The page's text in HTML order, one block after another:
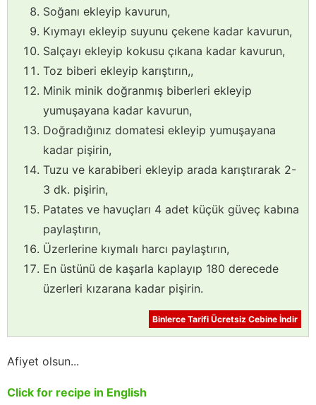
Soğanı ekleyip kavurun,
Kıymayı ekleyip suyunu çekene kadar kavurun,
Salçayı ekleyip kokusu çıkana kadar kavurun,
Toz biberi ekleyip karıştırın,,
Minik minik doğranmış biberleri ekleyip
yumuşayana kadar kavurun,
Doğradığınız domatesi ekleyip yumuşayana
kadar pişirin,
Tuzu ve karabiberi ekleyip arada karıştırarak 2-
3 dk. pişirin,
Patates ve havuçları 4 adet küçük güveç kabına
paylaştırın,
Üzerlerine kıymalı harcı paylaştırın,
En üstünü de kaşarla kaplayıp 180 derecede
üzerleri kızarana kadar pişirin.
Binlerce Tarifi Ücretsiz Cebine İndir
Afiyet olsun...
Click for recipe in English